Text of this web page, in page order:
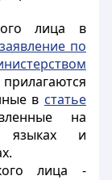
лица в
заявление по
в статье
на
языках и
лица -